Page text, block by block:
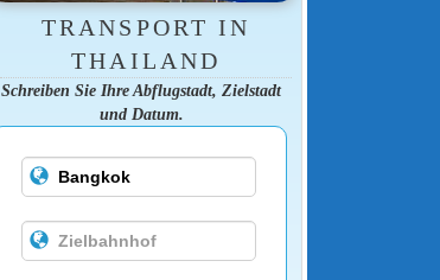
TRANSPORT IN
THAILAND
Schreiben Sie Ihre Abflugstadt, Zielstadt
und Datum.